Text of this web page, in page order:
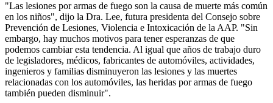
"Las lesiones por armas de fuego son la causa de muerte más común
en los niños", dijo la Dra. Lee, futura presidenta del Consejo sobre
Prevención de Lesiones, Violencia e Intoxicación de la AAP. "Sin
embargo, hay muchos motivos para tener esperanzas de que
podemos cambiar esta tendencia. Al igual que años de trabajo duro
de legisladores, médicos, fabricantes de automóviles, actividades,
ingenieros y familias disminuyeron las lesiones y las muertes
relacionadas con los automóviles, las heridas por armas de fuego
también pueden disminuir".